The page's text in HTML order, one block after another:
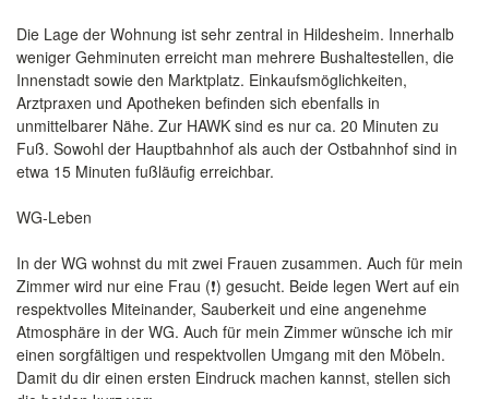
Die Lage der Wohnung ist sehr zentral in Hildesheim. Innerhalb
weniger Gehminuten erreicht man mehrere Bushaltestellen, die
Innenstadt sowie den Marktplatz. Einkaufsmöglichkeiten,
Arztpraxen und Apotheken befinden sich ebenfalls in
unmittelbarer Nähe. Zur HAWK sind es nur ca. 20 Minuten zu
Fuß. Sowohl der Hauptbahnhof als auch der Ostbahnhof sind in
etwa 15 Minuten fußläufig erreichbar.
WG-Leben
In der WG wohnst du mit zwei Frauen zusammen. Auch für mein
Zimmer wird nur eine Frau (❗️) gesucht. Beide legen Wert auf ein
respektvolles Miteinander, Sauberkeit und eine angenehme
Atmosphäre in der WG. Auch für mein Zimmer wünsche ich mir
einen sorgfältigen und respektvollen Umgang mit den Möbeln.
Damit du dir einen ersten Eindruck machen kannst, stellen sich